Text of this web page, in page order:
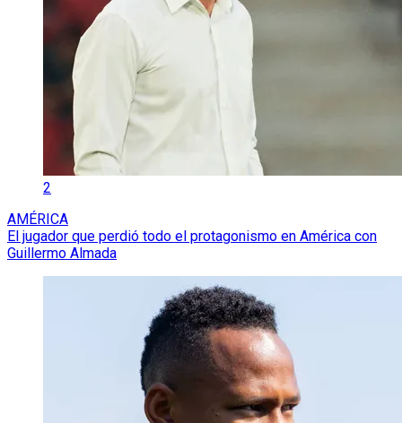
2
AMÉRICA
El jugador que perdió todo el protagonismo en América con
Guillermo Almada